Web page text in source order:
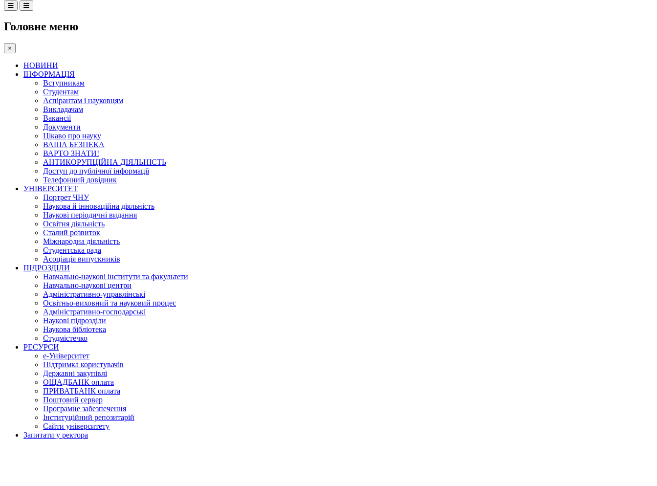
Головне меню
×
НОВИНИ
ІНФОРМАЦІЯ
Вступникам
Студентам
Аспірантам і науковцям
Викладачам
Вакансії
Документи
Цікаво про науку
ВАША БЕЗПЕКА
ВАРТО ЗНАТИ!
АНТИКОРУПЦІЙНА ДІЯЛЬНІСТЬ
Доступ до публічної інформації
Телефонний довідник
УНІВЕРСИТЕТ
Портрет ЧНУ
Наукова й інноваційна діяльність
Наукові періодичні видання
Освітня діяльність
Сталий розвиток
Міжнародна діяльність
Студентська рада
Асоціація випускників
ПІДРОЗДІЛИ
Навчально-наукові інститути та факультети
Навчально-наукові центри
Адміністративно-управлінські
Освітньо-виховний та науковий процес
Адміністративно-господарські
Наукові підрозділи
Наукова бібліотека
Студмістечко
РЕСУРСИ
е-Університет
Підтримка користувачів
Державні закупівлі
ОЩАДБАНК оплата
ПРИВАТБАНК оплата
Поштовий сервер
Програмне забезпечення
Інституційний репозитарій
Сайти університету
Запитати у ректора